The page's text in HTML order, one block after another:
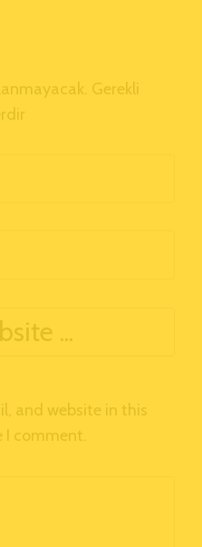
Gerekli
and website in this
I comment.